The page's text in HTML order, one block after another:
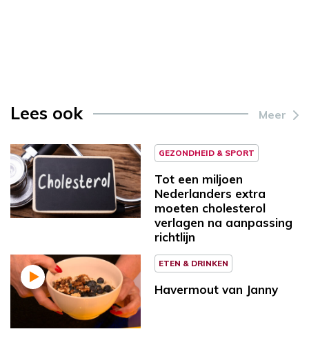
Lees ook Meer
GEZONDHEID & SPORT
Tot een miljoen
Nederlanders extra
moeten cholesterol
verlagen na aanpassing
richtlijn
ETEN & DRINKEN
Havermout van Janny